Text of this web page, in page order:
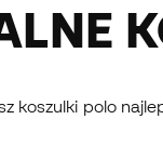
koszulki polo